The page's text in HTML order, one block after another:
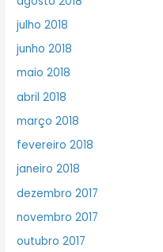
julho 2018
junho 2018
maio 2018
abril 2018
março 2018
fevereiro 2018
janeiro 2018
dezembro 2017
novembro 2017
outubro 2017